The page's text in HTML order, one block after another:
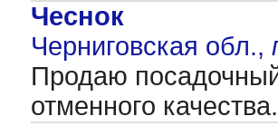
Чеснок
Черниговская обл.,
Продаю
отменного